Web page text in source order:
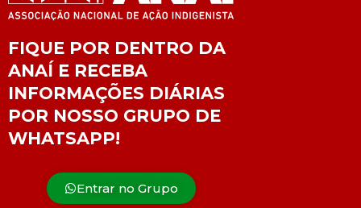
FIQUE POR DENTRO DA
ANAÍ E RECEBA
INFORMAÇÕES DIÁRIAS
POR NOSSO GRUPO DE
WHATSAPP!
Entrar no Grupo